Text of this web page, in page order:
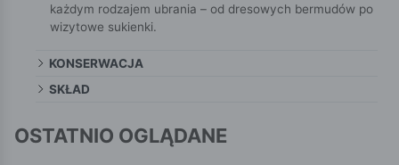
każdym rodzajem ubrania – od dresowych bermudów po
wizytowe sukienki.
KONSERWACJA
SKŁAD
OSTATNIO OGLĄDANE